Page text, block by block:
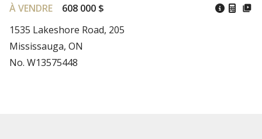
À VENDRE
608 000 $
1535 Lakeshore Road, 205
Mississauga, ON
No. W13575448